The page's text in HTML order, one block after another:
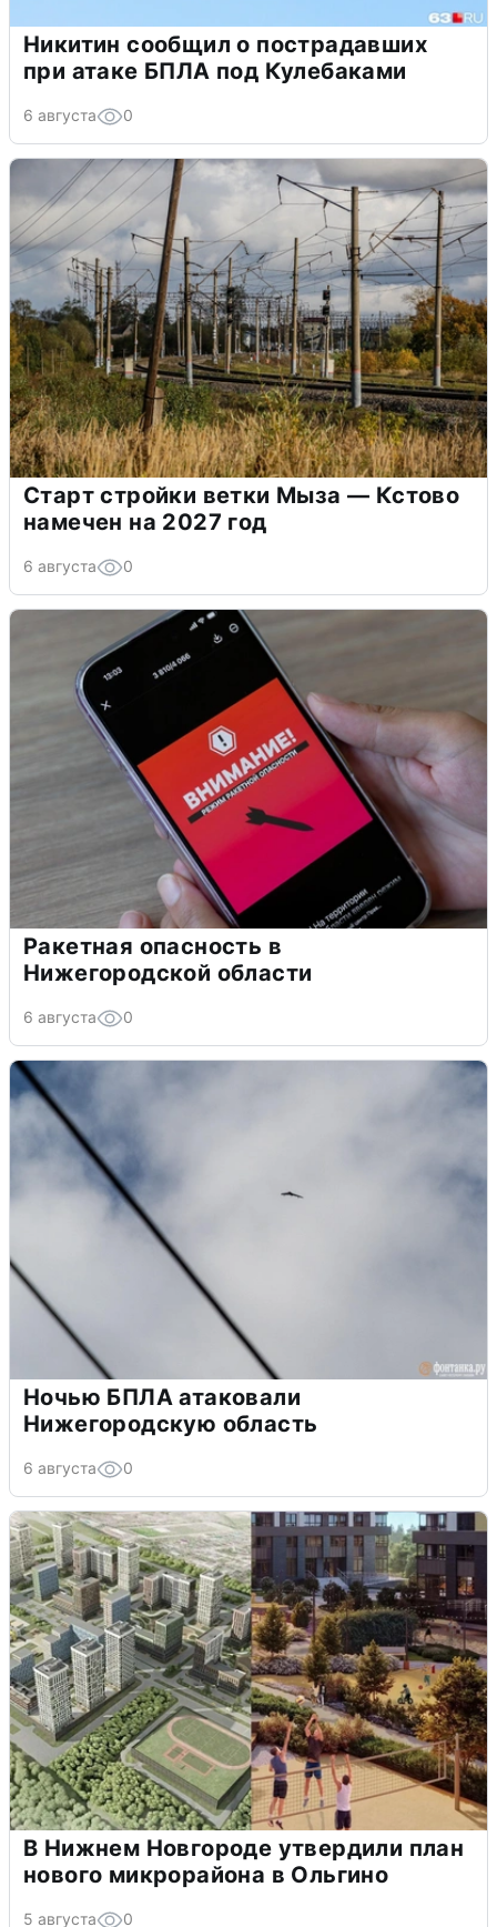
Никитин сообщил о пострадавших
при атаке БПЛА под Кулебаками
6 августа 0
Старт стройки ветки Мыза — Кстово
намечен на 2027 год
6 августа 0
Ракетная опасность в
Нижегородской области
6 августа 0
Ночью БПЛА атаковали
Нижегородскую область
6 августа 0
В Нижнем Новгороде утвердили план
нового микрорайона в Ольгино
5 августа 0